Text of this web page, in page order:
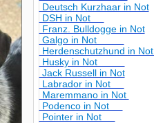
Deutsch Kurzhaar in Not
DSH in Not
Franz. Bulldogge in Not
Galgo in Not
Herdenschutzhund in Not
Husky in Not
Jack Russell in Not
Labrador in Not
Maremmano in Not
Podenco in Not
Pointer in Not